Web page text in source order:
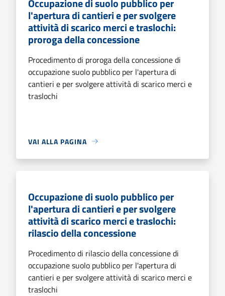
l'apertura di cantieri e per svolgere
attività di scarico merci e traslochi:
proroga della concessione
Procedimento di proroga della concessione di
occupazione suolo pubblico per l'apertura di
cantieri e per svolgere attività di scarico merci e
traslochi
VAI ALLA PAGINA
Occupazione di suolo pubblico per
l'apertura di cantieri e per svolgere
attività di scarico merci e traslochi:
rilascio della concessione
Procedimento di rilascio della concessione di
occupazione suolo pubblico per l'apertura di
cantieri e per svolgere attività di scarico merci e
traslochi